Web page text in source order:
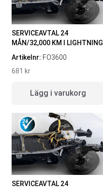
SERVICEAVTAL 24
MÅN/32,000 KM I LIGHTNING
Artikelnr: FO3600
681 kr
Lägg i varukorg
SERVICEAVTAL 24